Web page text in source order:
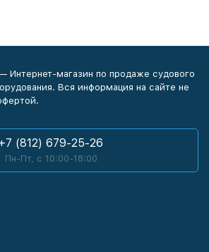
магазин по продаже судового
Вся информация на сайте не
+7 (812) 679-25-26
Пн-Пт, с 10:00-18:00